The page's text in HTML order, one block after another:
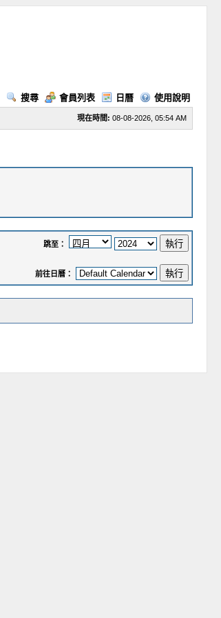
搜尋 會員列表 日曆 使用說明
現在時間: 08-08-2026, 05:54 AM
跳至：
前往日曆：